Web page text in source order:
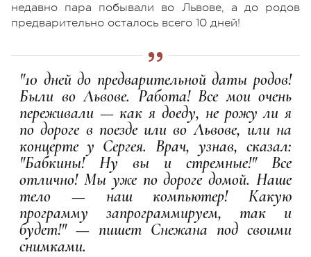
недавно пара побывали во Львове, а до родов
предварительно осталось всего 10 дней!
"10 дней до предварительной даты родов!
Были во Львове. Работа! Все мои очень
переживали — как я доеду, не рожу ли я
по дороге в поезде или во Львове, или на
концерте у Сергея. Врач, узнав, сказал:
"Бабкины! Ну вы и стремные!" Все
отлично! Мы уже по дороге домой. Наше
тело — наш компьютер! Какую
программу запрограммируем, так и
будет!" — пишет Снежана под своими
снимками.